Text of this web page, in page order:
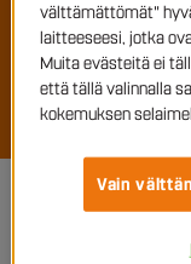
välttämättömät"
laitteeseesi, jotka
Muita evästeitä ei
että tällä valinnalla
kokemuksen
Vain